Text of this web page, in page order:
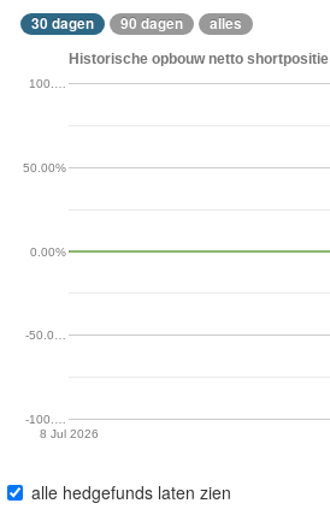
30 dagen 90 dagen alles
Historische opbouw netto
8 Jul 2026
-100.…
-50.0…
0.00%
50.00%
100.…
alle hedgefunds laten zien